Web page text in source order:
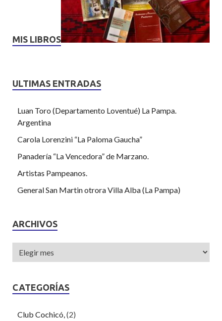
MIS LIBROS
ULTIMAS ENTRADAS
Luan Toro (Departamento Loventué) La Pampa.
Argentina
Carola Lorenzini “La Paloma Gaucha”
Panadería “La Vencedora” de Marzano.
Artistas Pampeanos.
General San Martin otrora Villa Alba (La Pampa)
ARCHIVOS
CATEGORÍAS
Club Cochicó,(2)